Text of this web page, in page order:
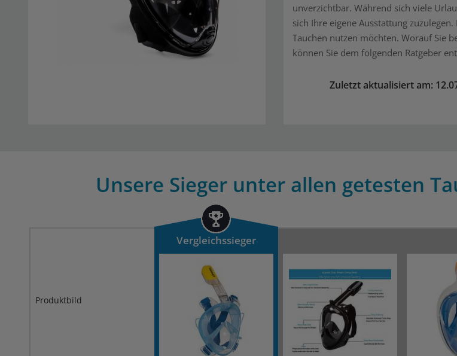
unverzichtbar. Während sich viele
sich Ihre eigene Ausstattung
Tauchen nutzen möchten. Worauf Sie
können Sie dem folgenden Ratgeber
Zuletzt aktualisiert am:
Unsere Sieger unter allen getesten
Produktbild
Vergleichssieger